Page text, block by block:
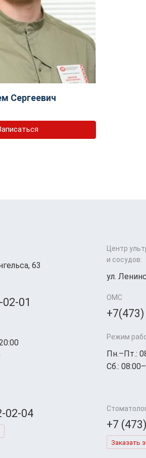
Сергеевич
63
01
02-04
Центр
и сосудов:
ул.
ОМС
Режим
Пн.–Пт.:
Сб.:
+7
Заказать